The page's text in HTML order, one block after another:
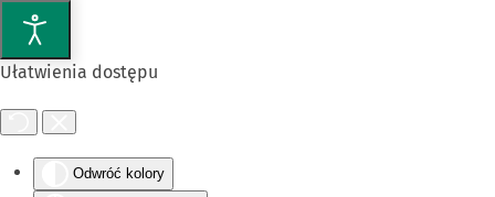
Ułatwienia dostępu
Odwróć kolory
Przejdź do głównej treści